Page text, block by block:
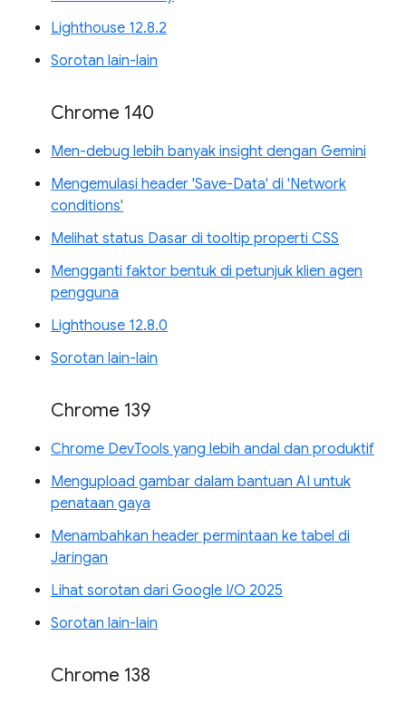
Lighthouse 12.8.2
Sorotan lain-lain
Chrome 140
Men-debug lebih banyak insight dengan Gemini
Mengemulasi header 'Save-Data' di 'Network
conditions'
Melihat status Dasar di tooltip properti CSS
Mengganti faktor bentuk di petunjuk klien agen
pengguna
Lighthouse 12.8.0
Sorotan lain-lain
Chrome 139
Chrome DevTools yang lebih andal dan produktif
Mengupload gambar dalam bantuan AI untuk
penataan gaya
Menambahkan header permintaan ke tabel di
Jaringan
Lihat sorotan dari Google I/O 2025
Sorotan lain-lain
Chrome 138